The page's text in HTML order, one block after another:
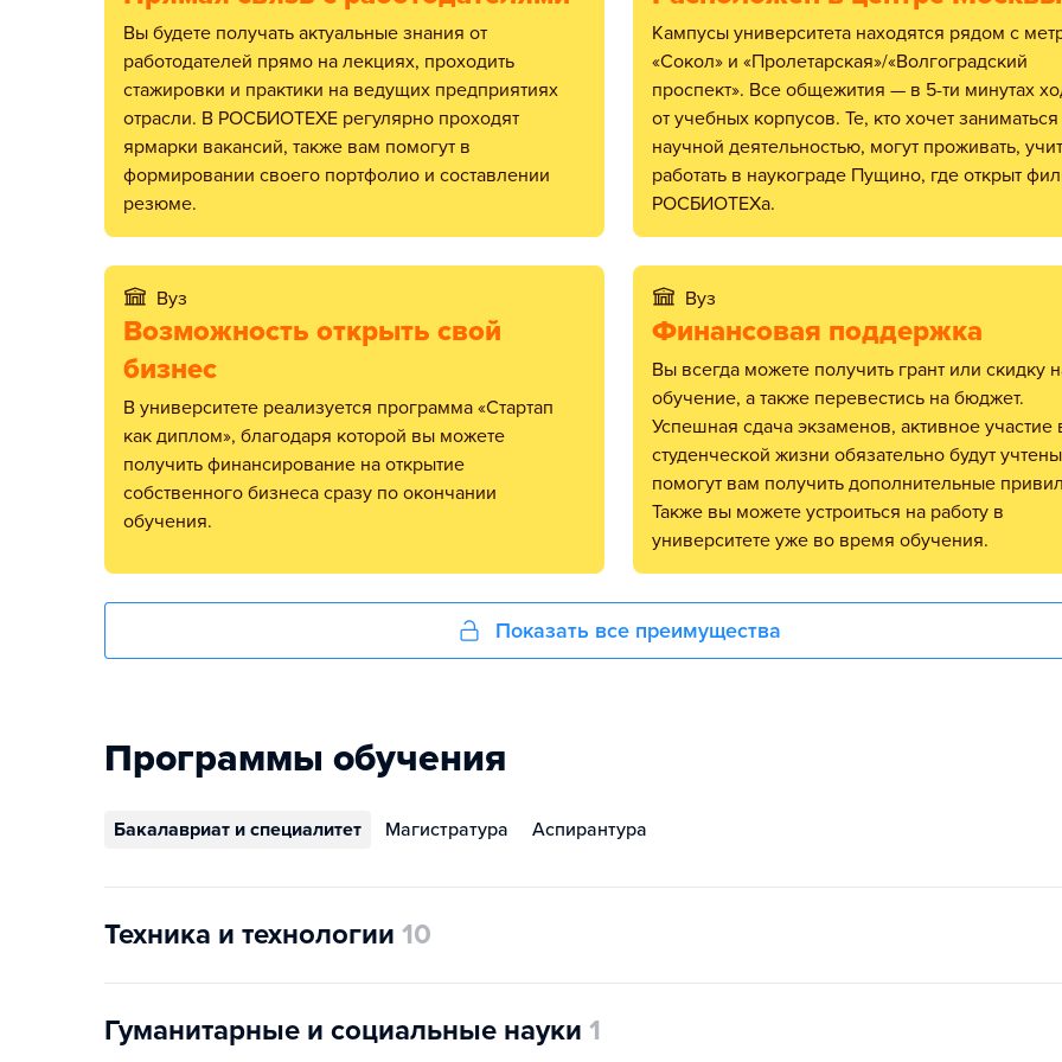
Вы будете получать актуальные знания от
работодателей прямо на лекциях, проходить
стажировки и практики на ведущих предприятиях
отрасли. В РОСБИОТЕХЕ регулярно проходят
ярмарки вакансий, также вам помогут в
формировании своего портфолио и составлении
резюме.
Кампусы университета находятся рядом с метро
«Сокол» и «Пролетарская»/«Волгоградский
проспект». Все общежития — в 5-ти минутах
от учебных корпусов. Те, кто хочет заниматься
научной деятельностью, могут проживать,
работать в наукограде Пущино, где открыт
РОСБИОТЕХа.
Вуз
Возможность открыть свой
бизнес
В университете реализуется программа «Стартап
как диплом», благодаря которой вы можете
получить финансирование на открытие
собственного бизнеса сразу по окончании
обучения.
Вуз
Финансовая поддержка
Вы всегда можете получить грант или скидку на
обучение, а также перевестись на бюджет.
Успешная сдача экзаменов, активное участие
студенческой жизни обязательно будут
помогут вам получить дополнительные
Также вы можете устроиться на работу в
университете уже во время обучения.
Показать все преимущества
Программы обучения
Бакалавриат и специалитет Магистратура Аспирантура
Техника и технологии 10
Гуманитарные и социальные науки 1